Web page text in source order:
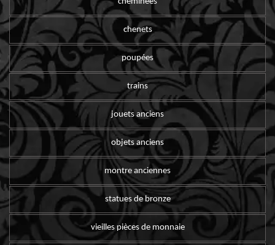
chenets
poupées
trains
jouets anciens
objets anciens
montre anciennes
statues de bronze
vieilles pièces de monnaie